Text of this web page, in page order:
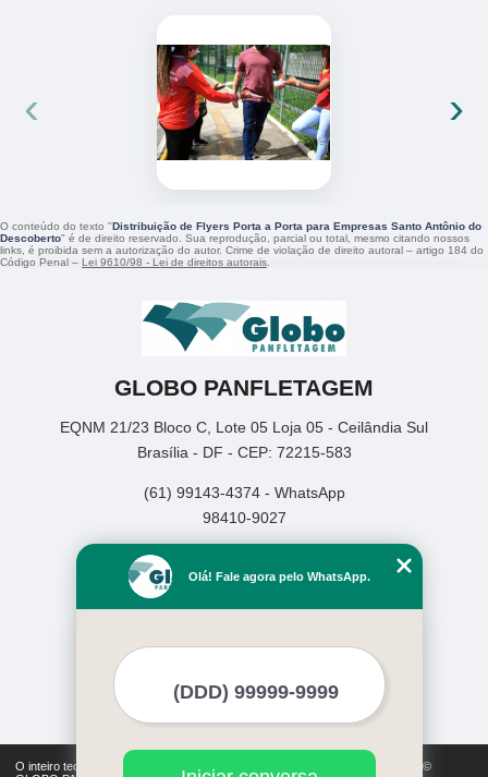
‹ ›
O conteúdo do texto "Distribuição de Flyers Porta a Porta para Empresas Santo Antônio do
Descoberto" é de direito reservado. Sua reprodução, parcial ou total, mesmo citando nossos
links, é proibida sem a autorização do autor. Crime de violação de direito autoral – artigo 184 do
Código Penal – Lei 9610/98 - Lei de direitos autorais
GLOBO PANFLETAGEM
EQNM 21/23 Bloco C, Lote 05 Loja 05 - Ceilândia Sul
Brasília - DF - CEP: 72215-583
(61) 99143-4374 - WhatsApp
98410-9027
Empresa
Missão
Mapa do site
O inteiro teor deste site está sujeito à proteção de direitos autorais. Copyright©
Olá! Fale agora pelo WhatsApp.